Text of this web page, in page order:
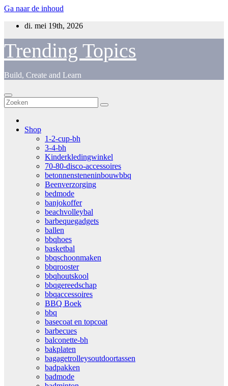
Ga naar de inhoud
di. mei 19th, 2026
Trending Topics
Build, Create and Learn
Shop
1-2-cup-bh
3-4-bh
Kinderkledingwinkel
70-80-disco-accessoires
betonnensteneninbouwbbq
Beenverzorging
bedmode
banjokoffer
beachvolleybal
barbequegadgets
ballen
bbqhoes
basketbal
bbqschoonmaken
bbqrooster
bbqhoutskool
bbqgereedschap
bbqaccessoires
BBQ Boek
bbq
basecoat en topcoat
barbecues
balconette-bh
bakplaten
bagagetrolleysoutdoortassen
badpakken
badmode